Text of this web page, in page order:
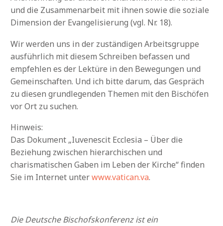
und die Zusammenarbeit mit ihnen sowie die soziale
Dimension der Evangelisierung (vgl. Nr. 18).
Wir werden uns in der zuständigen Arbeitsgruppe
ausführlich mit diesem Schreiben befassen und
empfehlen es der Lektüre in den Bewegungen und
Gemeinschaften. Und ich bitte darum, das Gespräch
zu diesen grundlegenden Themen mit den Bischöfen
vor Ort zu suchen.
Hinweis:
Das Dokument „Iuvenescit Ecclesia – Über die
Beziehung zwischen hierarchischen und
charismatischen Gaben im Leben der Kirche“ finden
Sie im Internet unterwww.vatican.va.
Die Deutsche Bischofskonferenz ist ein